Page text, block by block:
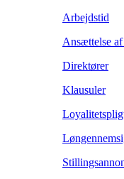
Arbejdstid
Ansættelse
Direktører
Klausuler